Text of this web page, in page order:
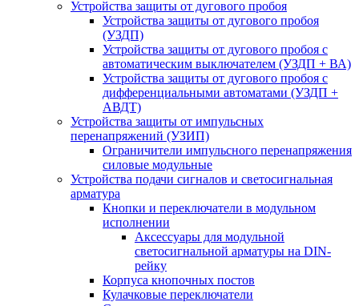
Устройства защиты от дугового пробоя
Устройства защиты от дугового пробоя
(УЗДП)
Устройства защиты от дугового пробоя с
автоматическим выключателем (УЗДП + ВА)
Устройства защиты от дугового пробоя с
дифференциальными автоматами (УЗДП +
АВДТ)
Устройства защиты от импульсных
перенапряжений (УЗИП)
Ограничители импульсного перенапряжения
силовые модульные
Устройства подачи сигналов и светосигнальная
арматура
Кнопки и переключатели в модульном
исполнении
Аксессуары для модульной
светосигнальной арматуры на DIN-
рейку
Корпуса кнопочных постов
Кулачковые переключатели